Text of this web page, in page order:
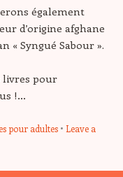
également
d’origine afghane
« Syngué Sabour ».
livres pour
!…
pour adultes
Leave a